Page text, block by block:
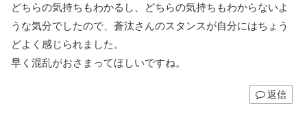
どちらの気持ちもわかるし、どちらの気持ちもわからないよ
うな気分でしたので、蒼汰さんのスタンスが自分にはちょう
どよく感じられました。
早く混乱がおさまってほしいですね。
返信